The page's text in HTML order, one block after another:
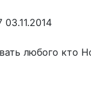
03.11.2014
любого кто